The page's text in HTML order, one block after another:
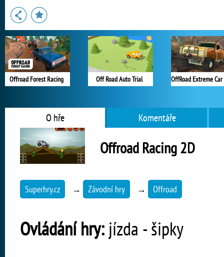
Offroad Forest Racing Off Road Auto Trial
O hře Komentáře
Offroad Racing 2D
Superhry.cz → Závodní hry → Offroad
Ovládání hry: jízda - šipky